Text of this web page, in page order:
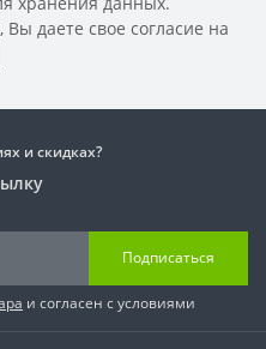
Вы даете свое согласие на
и скидках?
Подписаться
и согласен с условиями